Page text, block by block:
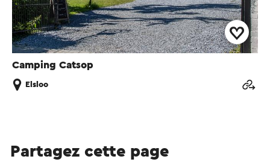
Camping Catsop
Elsloo
Partagez cette page